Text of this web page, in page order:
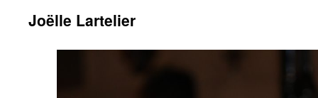
Joëlle Lartelier